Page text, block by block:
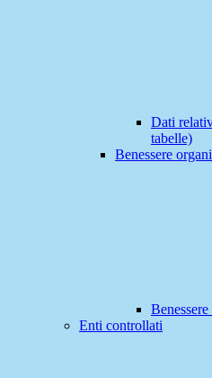
Dati
tabelle)
Benessere
Enti controllati